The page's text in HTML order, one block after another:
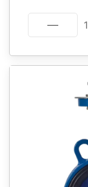
1